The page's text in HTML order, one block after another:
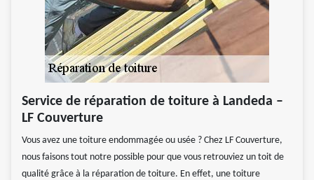
Service de réparation de toiture à Landeda –
LF Couverture
Vous avez une toiture endommagée ou usée ? Chez LF Couverture,
nous faisons tout notre possible pour que vous retrouviez un toit de
qualité grâce à la réparation de toiture. En effet, une toiture